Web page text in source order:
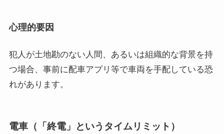
心理的要因
犯人が土地勘のない人間、あるいは組織的な背景を持
つ場合、事前に配車アプリ等で車両を手配している恐
れがあります。
電車（「終電」というタイムリミット）